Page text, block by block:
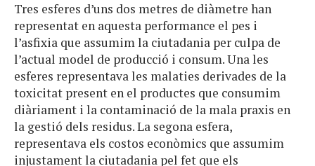
Tres esferes d’uns dos metres de diàmetre han
representat en aquesta performance el pes i
l’asfixia que assumim la ciutadania per culpa de
l’actual model de producció i consum. Una les
esferes representava les malaties derivades de la
toxicitat present en el productes que consumim
diàriament i la contaminació de la mala praxis en
la gestió dels residus. La segona esfera,
representava els costos econòmics que assumim
injustament la ciutadania pel fet que els